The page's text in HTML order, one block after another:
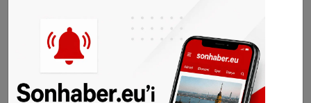
Haberlerimizi
gram hesabımızdan
edebilirsiniz.
WhatsAppta ücretsiz bültenimize abone olun,